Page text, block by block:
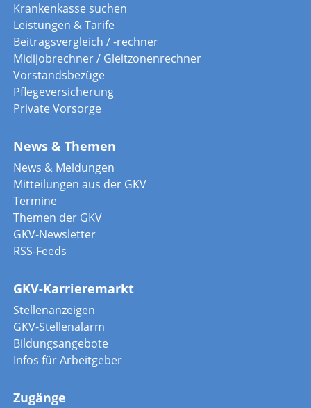
Krankenkasse suchen
Leistungen & Tarife
Beitragsvergleich / -rechner
Midijobrechner / Gleitzonenrechner
Vorstandsbezüge
Pflegeversicherung
Private Vorsorge
News & Themen
News & Meldungen
Mitteilungen aus der GKV
Termine
Themen der GKV
GKV-Newsletter
RSS-Feeds
GKV-Karrieremarkt
Stellenanzeigen
GKV-Stellenalarm
Bildungsangebote
Infos für Arbeitgeber
Zugänge